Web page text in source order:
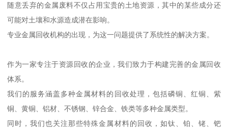
随意丢弃的金属废料不仅占用宝贵的土地资源，其中的某些成分还
可能对土壤和水源造成潜在影响。
专业金属回收机构的出现，为这一问题提供了系统性的解决方案。
作为一家专注于资源回收的企业，我们致力于构建完善的金属回收
体系。
我们的服务涵盖多种金属材料的回收处理，包括磷铜、红铜、紫
铜、黄铜、铝材、不锈钢、锌合金、铁类等多种金属类型。
同时，我们也关注那些特殊金属材料的回收，如钛、铂、铑、钯